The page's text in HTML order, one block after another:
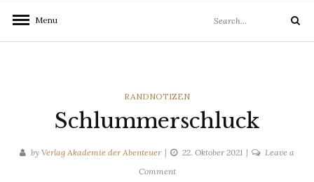
Menu
for:
Search
CATEGORIES
RANDNOTIZEN
Schlummerschluck
by Verlag Akademie der Abenteuer 22. Oktober 2021
Leave a
Commenton